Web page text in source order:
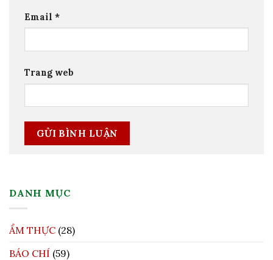
Email *
Trang web
DANH MỤC
ẨM THỰC (28)
BÁO CHÍ (59)